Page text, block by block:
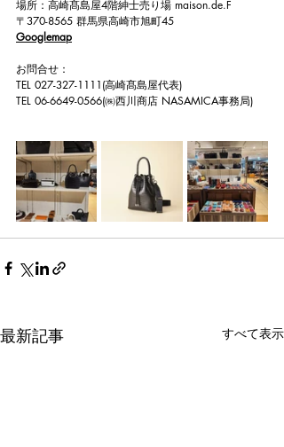
場所：高崎髙島屋4階紳士売り場 maison.de.F
〒370-8565 群馬県高崎市旭町45
Googlemap
お問合せ：
TEL 027-327-1111(高崎髙島屋代表)
TEL 06-6649-0566(㈱西川商店 NASAMICA事務局)
最新記事 すべて表示